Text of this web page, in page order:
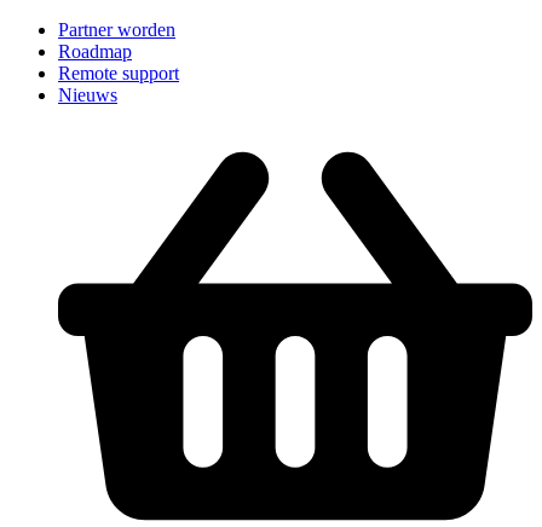
Partner worden
Roadmap
Remote support
Nieuws